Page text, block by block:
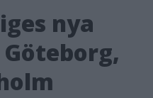
nya